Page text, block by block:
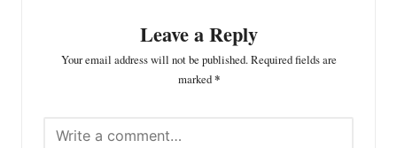
Leave a Reply
Your email address will not be published.Required fields are
marked*